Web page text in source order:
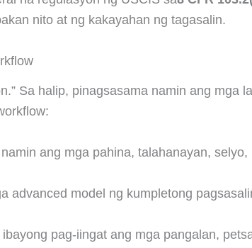
nito at ng kakayahan ng tagasalin.
Sa halip, pinagsasama namin ang mga
ang mga pahina, talahanayan,
advanced model ng kumpletong
pag-iingat ang mga pangalan,